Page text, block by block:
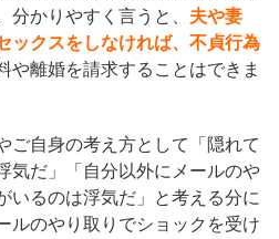
分かりやすく言うと、 夫や妻
ックスをしなければ、不貞行為
や離婚を請求することはできま
ご自身の考え方として「隠れて
気だ」「自分以外にメールのや
いるのは浮気だ」と考える分に
ルのやり取りでショックを受け